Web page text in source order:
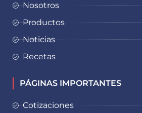
Nosotros
Productos
Noticias
Recetas
PÁGINAS IMPORTANTES
Cotizaciones